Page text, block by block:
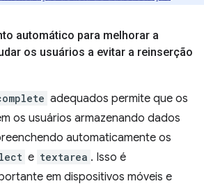
automático para melhorar a
os usuários a evitar a reinserção
adequados permite que os
os usuários armazenando dados
automaticamente os
e textarea . Isso é
em dispositivos móveis e